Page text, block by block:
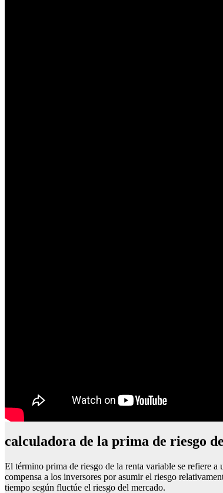
calculadora de la prima de riesgo
El término prima de riesgo de la renta variable se refiere
compensa a los inversores por asumir el riesgo
tiempo según fluctúe el riesgo del mercado.